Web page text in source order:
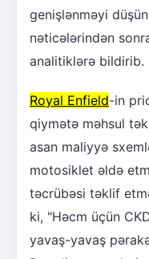
genişlənməyi
nəticələrindən
analitiklərə bildirib.
Royal Enfield-in
qiymətə məhsul
asan maliyyə
motosiklet əldə
təcrübəsi təklif
ki, "Həcm üçün
yavaş-yavaş